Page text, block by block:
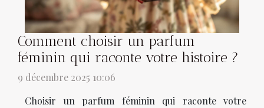
Comment choisir un parfum
féminin qui raconte votre histoire ?
9 décembre 2025 10:06
Choisir un parfum féminin qui raconte votre